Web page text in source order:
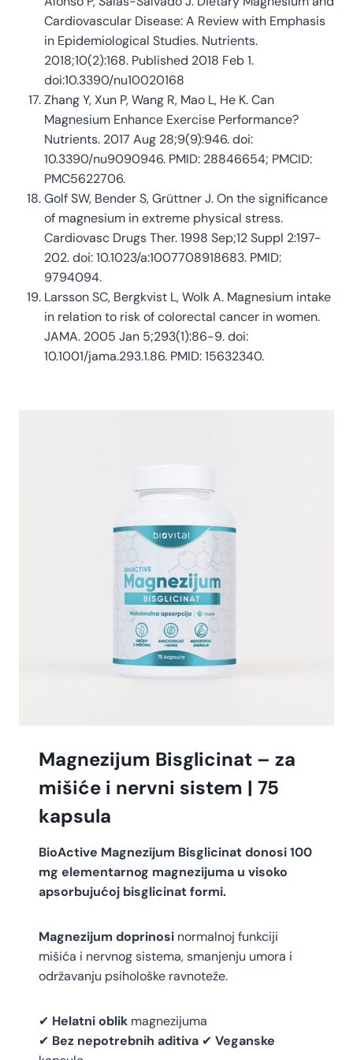
Cardiovascular Disease: A Review with Emphasis
in Epidemiological Studies. Nutrients.
2018;10(2):168. Published 2018 Feb 1.
doi:10.3390/nu10020168
Zhang Y, Xun P, Wang R, Mao L, He K. Can
Magnesium Enhance Exercise Performance?
Nutrients. 2017 Aug 28;9(9):946. doi:
10.3390/nu9090946. PMID: 28846654; PMCID:
PMC5622706.
Golf SW, Bender S, Grüttner J. On the significance
of magnesium in extreme physical stress.
Cardiovasc Drugs Ther. 1998 Sep;12 Suppl 2:197-
202. doi: 10.1023/a:1007708918683. PMID:
9794094.
Larsson SC, Bergkvist L, Wolk A. Magnesium intake
in relation to risk of colorectal cancer in women.
JAMA. 2005 Jan 5;293(1):86-9. doi:
10.1001/jama.293.1.86. PMID: 15632340.
Magnezijum Bisglicinat – za
mišiće i nervni sistem | 75
kapsula
BioActive Magnezijum Bisglicinat donosi 100
mg elementarnog magnezijuma u visoko
apsorbujućoj bisglicinat formi.
Magnezijum doprinosi normalnoj funkciji
mišića i nervnog sistema, smanjenju umora i
održavanju psihološke ravnoteže.
✔ Helatni oblik magnezijuma
✔ Bez nepotrebnih aditiva ✔ Veganske